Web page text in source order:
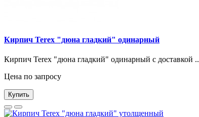
Кирпич Terex "дюна гладкий" одинарный
Кирпич Terex "дюна гладкий" одинарный с доставкой ..
Цена по запросу
Купить